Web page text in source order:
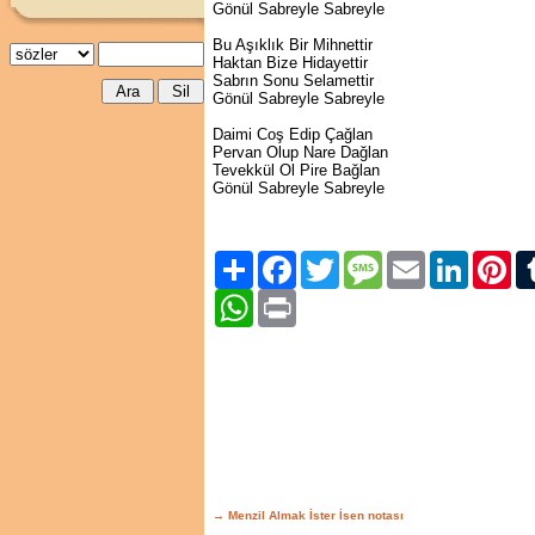
Gönül Sabreyle Sabreyle
Bu Aşıklık Bir Mihnettir
Haktan Bize Hidayettir
Sabrın Sonu Selamettir
Gönül Sabreyle Sabreyle
Daimi Coş Edip Çağlan
Pervan Olup Nare Dağlan
Tevekkül Ol Pire Bağlan
Gönül Sabreyle Sabreyle
Paylaş FacebookTwitter Message Email LinkedIn
WhatsApp
→ Menzil Almak İster İsen notası